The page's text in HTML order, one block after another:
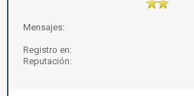
Mensajes:
Registro en:
Reputación: